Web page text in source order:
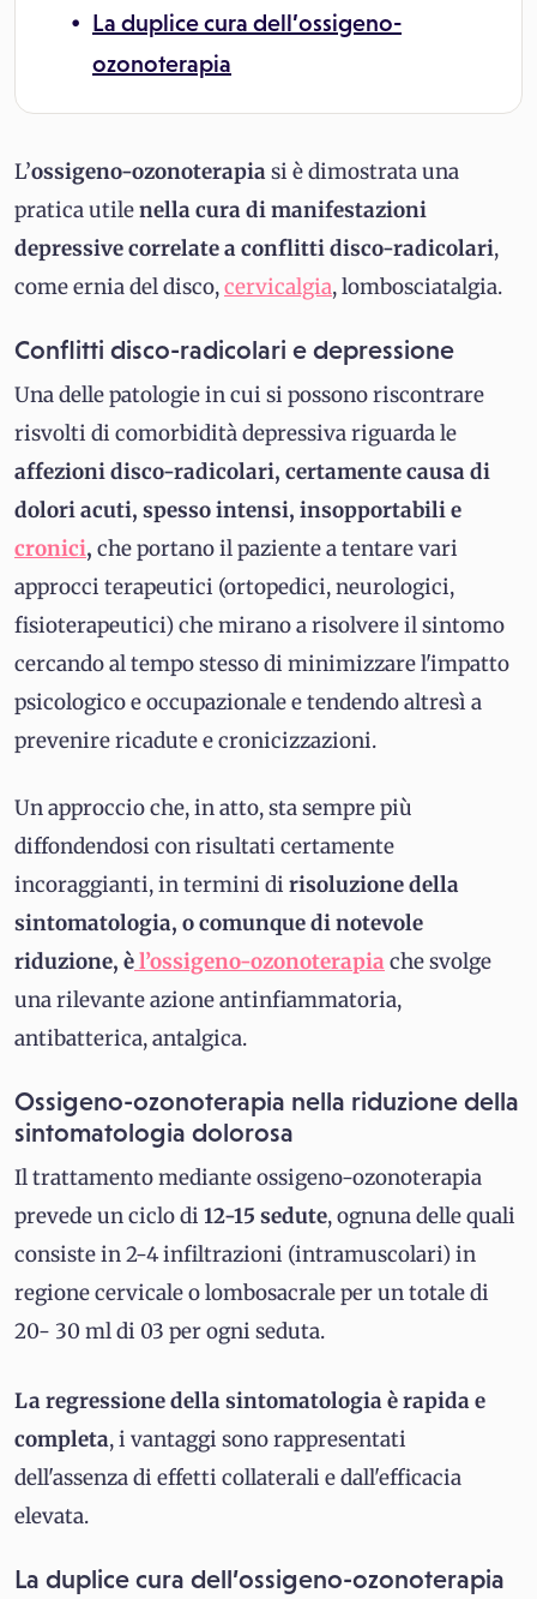
La duplice cura dell’ossigeno-
ozonoterapia
L’ossigeno-ozonoterapiasi è dimostrata una
pratica utilenella cura di manifestazioni
depressive correlate a conflitti disco-radicolari,
come ernia del disco,cervicalgia, lombosciatalgia.
Conflitti disco-radicolari e depressione
Una delle patologie in cui si possono riscontrare
risvolti di comorbidità depressiva riguarda le
affezioni disco-radicolari, certamente causa di
dolori acuti, spesso intensi, insopportabili e
cronici, che portano il paziente a tentare vari
approcci terapeutici (ortopedici, neurologici,
fisioterapeutici) che mirano a risolvere il sintomo
cercando al tempo stesso di minimizzare l'impatto
psicologico e occupazionale e tendendo altresì a
prevenire ricadute e cronicizzazioni.
Un approccio che, in atto, sta sempre più
diffondendosi con risultati certamente
incoraggianti, in termini di risoluzione della
sintomatologia, o comunque di notevole
riduzione, èl’ossigeno-ozonoterapia che svolge
una rilevante azione antinfiammatoria,
antibatterica, antalgica.
Ossigeno-ozonoterapia nella riduzione della
sintomatologia dolorosa
Il trattamento mediante ossigeno-ozonoterapia
prevede un ciclo di 12-15 sedute, ognuna delle quali
consiste in 2-4 infiltrazioni (intramuscolari) in
regione cervicale o lombosacrale per un totale di
20- 30 ml di 03 per ogni seduta.
La regressione della sintomatologia è rapida e
completa, i vantaggi sono rappresentati
dell'assenza di effetti collaterali e dall'efficacia
elevata.
La duplice cura dell’ossigeno-ozonoterapia